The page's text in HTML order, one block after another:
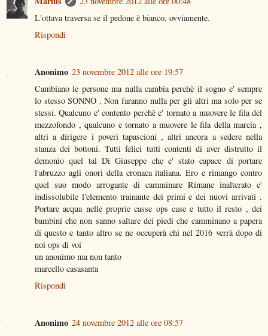
L'ottava traversa se il pedone è bianco, ovviamente.
Rispondi
Anonimo 23 novembre 2012 alle ore 19:57
Cambiano le persone ma nulla cambia perchè il sogno e' sempre
lo stesso SONNO . Non faranno nulla per gli altri ma solo per se
stessi. Qualcuno e' contento perchè e' tornato a muovere le fila del
mezzofondo , qualcuno e tornato a muovere le fila della marcia ,
altri a dirigere i poveri tapascioni , altri ancora a sedere nella
stanza dei bottoni. Tutti felici tutti contenti di aver distrutto il
demonio quel tal Di Giuseppe che e' stato capace di portare
l'abruzzo agli onori della cronaca italiana. Ero e rimango contro
quel suo modo arrogante di camminare Rimane inalterato e'
indissolubile l'elemento trainante dei primi e dei nuovi arrivati .
Portare acqua nelle proprie casse ops case e tutto il resto , dei
bambini che non sanno saltare dei piedi che camminano a papera
di questo e tanto altro se ne occuperà chi nel 2016 verrà dopo di
noi ops di voi
un anonimo ma non tanto
marcello casasanta
Rispondi
Anonimo 24 novembre 2012 alle ore 08:57